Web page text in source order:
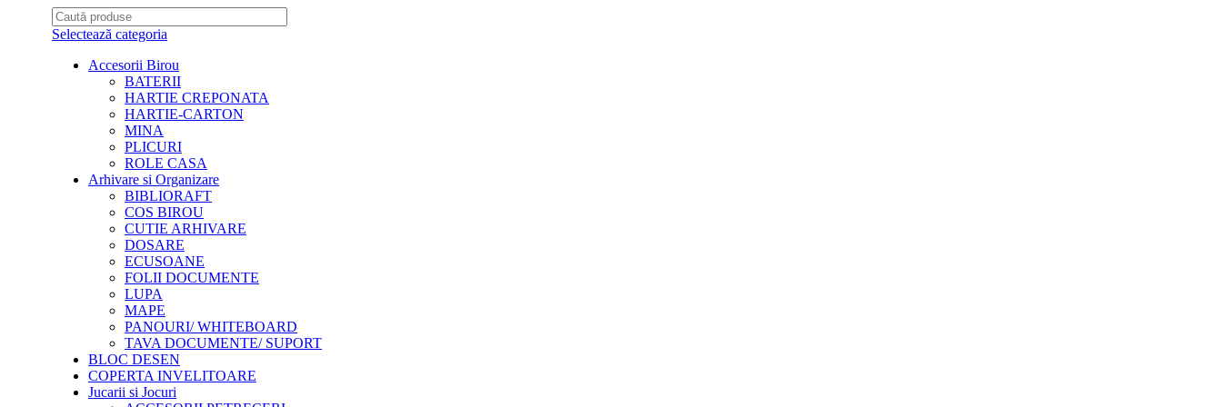
Selectează categoria
Accesorii Birou
BATERII
HARTIE CREPONATA
HARTIE-CARTON
MINA
PLICURI
ROLE CASA
Arhivare si Organizare
BIBLIORAFT
COS BIROU
CUTIE ARHIVARE
DOSARE
ECUSOANE
FOLII DOCUMENTE
LUPA
MAPE
PANOURI/ WHITEBOARD
TAVA DOCUMENTE/ SUPORT
BLOC DESEN
COPERTA INVELITOARE
Jucarii si Jocuri